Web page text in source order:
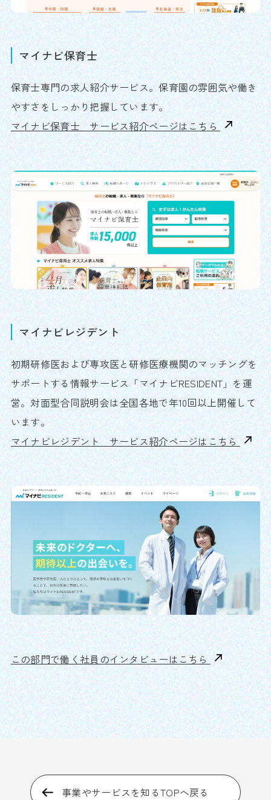
マイナビ保育士
保育士専門の求人紹介サービス。保育園の雰囲気や働き
やすさをしっかり把握しています。
マイナビ保育士 サービス紹介ページはこちら
マイナビレジデント
初期研修医および専攻医と研修医療機関のマッチングを
サポートする情報サービス「マイナビRESIDENT」を運
営。対面型合同説明会は全国各地で年10回以上開催して
います。
マイナビレジデント サービス紹介ページはこちら
この部門で働く社員のインタビューはこちら
事業やサービスを知るTOPへ戻る